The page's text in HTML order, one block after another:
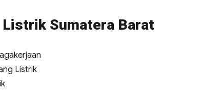
Sumatera Barat
Listrik